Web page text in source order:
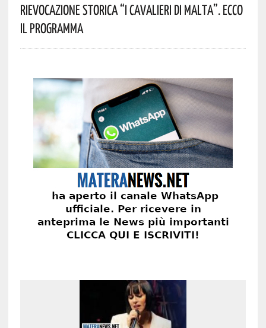
Rievocazione Storica “I CAVALIERI DI MALTA”. Ecco
Il Programma